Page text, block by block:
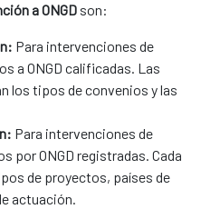
a ONGD son:​​​​​​
Para intervenciones de
a ONGD calificadas. Las
los tipos de convenios y las
Para intervenciones de
por ONGD registradas. Cada
de proyectos, países de
actuación.